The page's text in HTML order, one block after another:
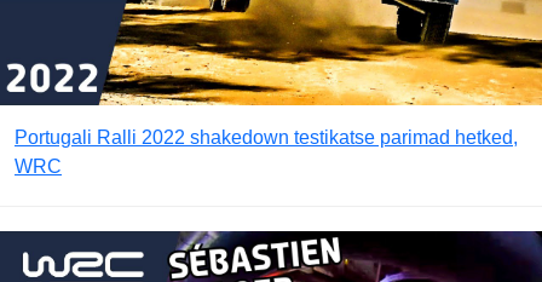
Portugali Ralli 2022 shakedown testikatse parimad hetked,
WRC